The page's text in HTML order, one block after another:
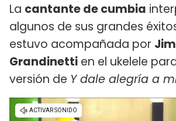
La cantante de cumbia
algunos de sus grandes
estuvo acompañada por
Grandinetti en el ukelele
versión de Y dale alegría a